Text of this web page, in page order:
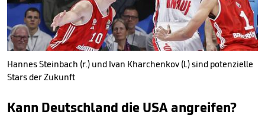
Hannes Steinbach (r.) und Ivan Kharchenkov (l.) sind potenzielle
Stars der Zukunft
Kann Deutschland die USA angreifen?